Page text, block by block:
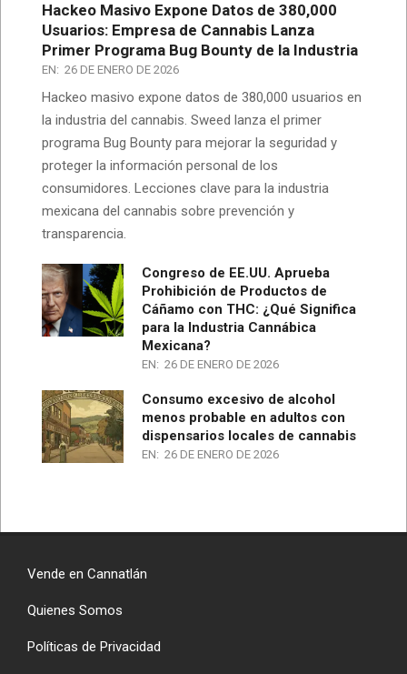
Hackeo Masivo Expone Datos de 380,000
Usuarios: Empresa de Cannabis Lanza
Primer Programa Bug Bounty de la Industria
EN: 26 DE ENERO DE 2026
Hackeo masivo expone datos de 380,000 usuarios en
la industria del cannabis. Sweed lanza el primer
programa Bug Bounty para mejorar la seguridad y
proteger la información personal de los
consumidores. Lecciones clave para la industria
mexicana del cannabis sobre prevención y
transparencia.
Congreso de EE.UU. Aprueba
Prohibición de Productos de
Cáñamo con THC: ¿Qué Significa
para la Industria Cannábica
Mexicana?
EN: 26 DE ENERO DE 2026
Consumo excesivo de alcohol
menos probable en adultos con
dispensarios locales de cannabis
EN: 26 DE ENERO DE 2026
Vende en Cannatlán
Quienes Somos
Políticas de Privacidad